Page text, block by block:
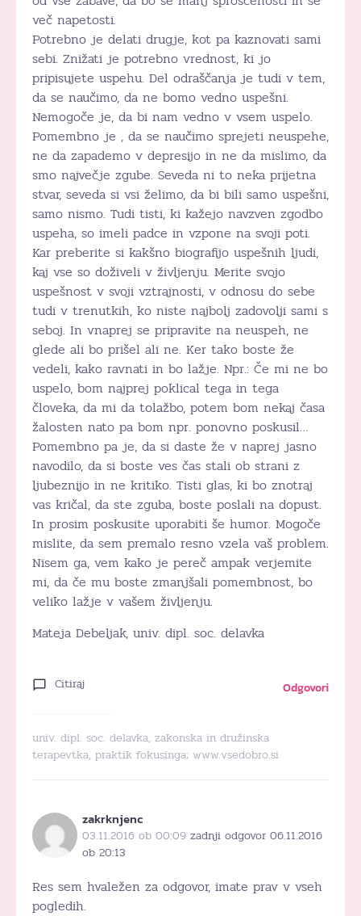
več napetosti.
Potrebno je delati drugje, kot pa kaznovati sami
sebi. Znižati je potrebno vrednost, ki jo
pripisujete uspehu. Del odraščanja je tudi v tem,
da se naučimo, da ne bomo vedno uspešni.
Nemogoče je, da bi nam vedno v vsem uspelo.
Pomembno je , da se naučimo sprejeti neuspehe,
ne da zapademo v depresijo in ne da mislimo, da
smo največje zgube. Seveda ni to neka prijetna
stvar, seveda si vsi želimo, da bi bili samo uspešni,
samo nismo. Tudi tisti, ki kažejo navzven zgodbo
uspeha, so imeli padce in vzpone na svoji poti.
Kar preberite si kakšno biografijo uspešnih ljudi,
kaj vse so doživeli v življenju. Merite svojo
uspešnost v svoji vztrajnosti, v odnosu do sebe
tudi v trenutkih, ko niste najbolj zadovolji sami s
seboj. In vnaprej se pripravite na neuspeh, ne
glede ali bo prišel ali ne. Ker tako boste že
vedeli, kako ravnati in bo lažje. Npr.: Če mi ne bo
uspelo, bom najprej poklical tega in tega
človeka, da mi da tolažbo, potem bom nekaj časa
žalosten nato pa bom npr. ponovno poskusil…
Pomembno pa je, da si daste že v naprej jasno
navodilo, da si boste ves čas stali ob strani z
ljubeznijo in ne kritiko. Tisti glas, ki bo znotraj
vas kričal, da ste zguba, boste poslali na dopust.
In prosim poskusite uporabiti še humor. Mogoče
mislite, da sem premalo resno vzela vaš problem.
Nisem ga, vem kako je pereč ampak verjemite
mi, da če mu boste zmanjšali pomembnost, bo
veliko lažje v vašem življenju.
Mateja Debeljak, univ. dipl. soc. delavka
Citiraj Odgovori
univ. dipl. soc. delavka, zakonska in družinska
terapevtka, praktik fokusinga; www.vsedobro.si
zakrknjenc
03.11.2016 ob 00:09 zadnji odgovor 06.11.2016
ob 20:13
Res sem hvaležen za odgovor, imate prav v vseh
pogledih.